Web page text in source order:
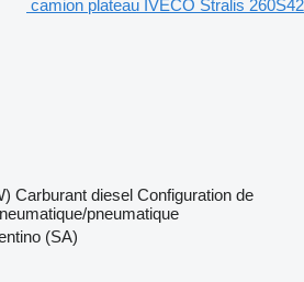
camion plateau IVECO Stralis 260S42
Carburant diesel Configuration de
pneumatique
(SA)